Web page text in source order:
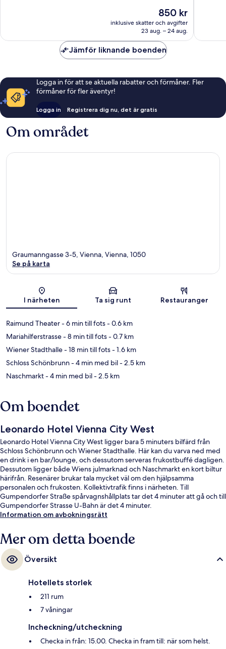
Priset
är
850 kr
850 kr
inklusive skatter och avgifter
23 aug. – 24 aug.
Jämför liknande boenden
Logga in för att se aktuella rabatter och förmåner. Fler
förmåner för fler äventyr!
Logga in Registrera dig nu, det är gratis
Om området
Karta
Graumanngasse 3-5, Vienna, Vienna, 1050
Se på karta
I närheten Ta sig runt Restauranger
Raimund Theater- 6 min till fots- 0.6 km
Mariahilferstrasse- 8 min till fots- 0.7 km
Wiener Stadthalle- 18 min till fots- 1.6 km
Schloss Schönbrunn- 4 min med bil- 2.5 km
Naschmarkt- 4 min med bil- 2.5 km
Om boendet
Leonardo Hotel Vienna City West
Leonardo Hotel Vienna City West ligger bara 5 minuters bilfärd från
Schloss Schönbrunn och Wiener Stadthalle. Här kan du varva ned med
en drink i en bar/lounge, och dessutom serveras frukostbuffé dagligen.
Dessutom ligger både Wiens julmarknad och Naschmarkt en kort biltur
härifrån. Resenärer brukar tala mycket väl om den hjälpsamma
personalen och frukosten. Kollektivtrafik finns i närheten. Till
Gumpendorfer Straße spårvagnshållplats tar det 4 minuter att gå och till
Gumpendorfer Strasse U-Bahn är det 4 minuter.
Information om avbokningsrätt
Mer om detta boende
Översikt
Hotellets storlek
211 rum
7 våningar
Incheckning/utcheckning
Checka in från: 15.00. Checka in fram till: när som helst.